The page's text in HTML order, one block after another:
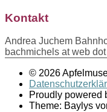
Kontakt
Andrea Juchem
bachmichels at web
© 2026
Proudly powered
Theme: Baylys